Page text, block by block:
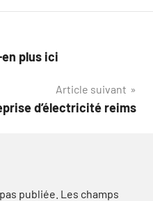
plus ici
Article suivant
d’électricité reims
publiée. Les champs